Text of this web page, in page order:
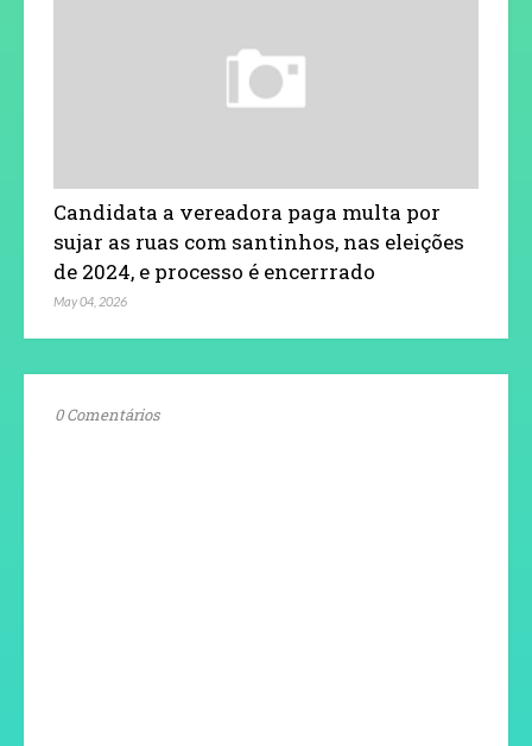
Candidata a vereadora paga multa por
sujar as ruas com santinhos, nas eleições
de 2024, e processo é encerrrado
May 04, 2026
0 Comentários